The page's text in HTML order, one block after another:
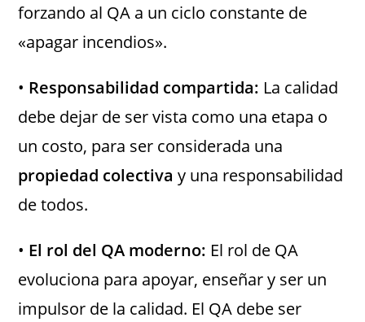
forzando al QA a un ciclo constante de
«apagar incendios».
• Responsabilidad compartida: La calidad
debe dejar de ser vista como una etapa o
un costo, para ser considerada una
propiedad colectiva y una responsabilidad
de todos.
• El rol del QA moderno: El rol de QA
evoluciona para apoyar, enseñar y ser un
impulsor de la calidad. El QA debe ser